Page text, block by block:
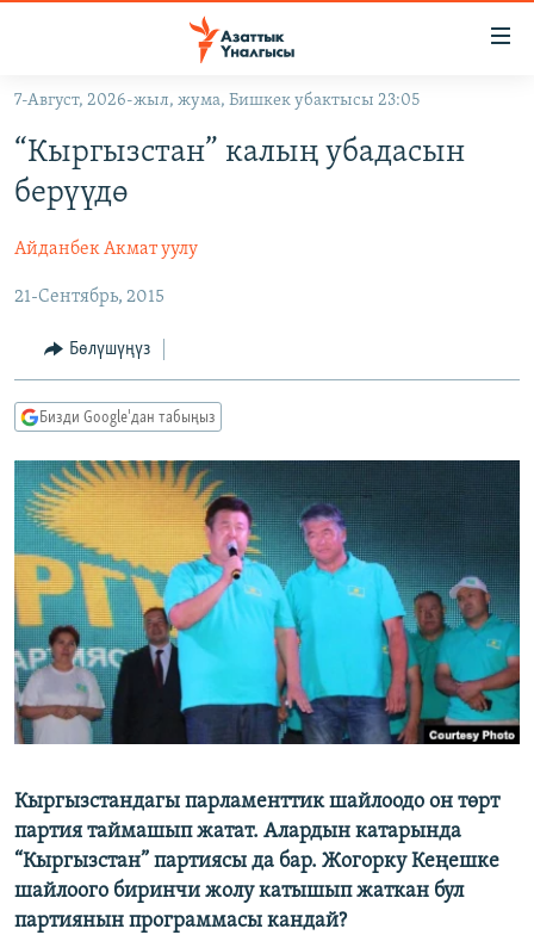
Навигацияга
өтүңүз
Издөөгө
салыңыз
КЫРГЫЗСТАН
КЫРГЫЗСТАН
САЯСАТ
ЭКОНОМИКА
МАДАНИЯТ
ДҮЙНӨ
ДҮЙНӨ
БОРБОР АЗИЯ
УКРАИНА
АТАЙЫН ИЛИКТӨӨ
ТВ ПРОГРАММАЛАР
БҮГҮН АЗАТТЫКТА
ЭКСПЕРТТЕР ТАЛДАЙТ
БИЗ ЖАНА ДҮЙНӨ
ДАНИСТЕ
ЭЖЕ-СИҢДИЛЕР
АЗАТТЫК+
ЫҢГАЙСЫЗ СУРООЛОР
ПОДКАСТ
ӨЗГӨЧӨ ПИКИР
Русский
ОНЛАЙН ШЕРИНЕ
ЭЕ/АРнун бардык сайттары
7-Август, 2026-жыл, жума, Бишкек убактысы 23:05
“Кыргызстан” калың убадасын
берүүдө
Айданбек Акмат уулу
21-Сентябрь, 2015
Бөлүшүңүз
Бизди Google'дан табыңыз
Кыргызстандагы парламенттик шайлоодо он төрт
партия таймашып жатат. Алардын катарында
“Кыргызстан” партиясы да бар. Жогорку Кеңешке
шайлоого биринчи жолу катышып жаткан бул
партиянын программасы кандай?